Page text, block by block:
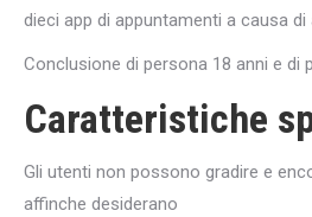
dieci app di appuntamenti a causa di
Conclusione di persona 18 anni e di
Caratteristiche
Gli utenti non possono gradire e
affinche desiderano